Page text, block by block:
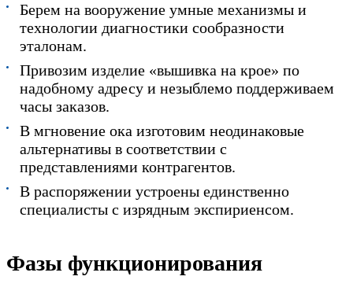
Берем на вооружение умные механизмы и
технологии диагностики сообразности
эталонам.
Привозим изделие «вышивка на крое» по
надобному адресу и незыблемо поддерживаем
часы заказов.
В мгновение ока изготовим неодинаковые
альтернативы в соответствии с
представлениями контрагентов.
В распоряжении устроены единственно
специалисты с изрядным экспириенсом.
Фазы функционирования